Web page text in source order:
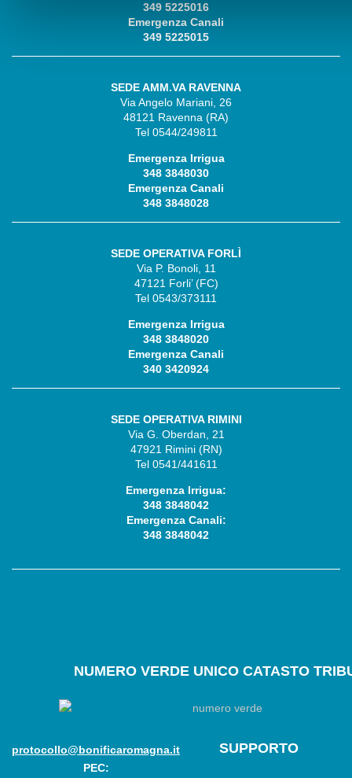
349 5225016
Emergenza Canali
349 5225015
SEDE AMM.VA RAVENNA
Via Angelo Mariani, 26
48121 Ravenna (RA)
Tel 0544/249811
Emergenza Irrigua
348 3848030
Emergenza Canali
348 3848028
SEDE OPERATIVA FORLÌ
Via P. Bonoli, 11
47121 Forli’ (FC)
Tel 0543/373111
Emergenza Irrigua
348 3848020
Emergenza Canali
340 3420924
SEDE OPERATIVA RIMINI
Via G. Oberdan, 21
47921 Rimini (RN)
Tel 0541/441611
Emergenza Irrigua:
348 3848042
Emergenza Canali:
348 3848042
NUMEROVERDE UNICO CATASTO
protocollo@bonificaromagna.it
PEC:
SUPPORTO